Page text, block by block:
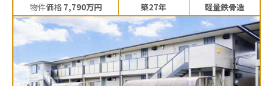
物件価格 7,790万円 築27年 軽量鉄骨造